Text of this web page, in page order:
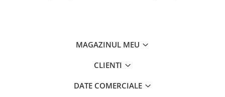
MAGAZINUL MEU
CLIENTI
DATE COMERCIALE